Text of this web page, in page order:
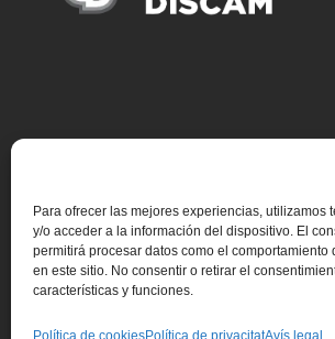
Para ofrecer las mejores experiencias,
y/o acceder a la información del dispositivo. El
permitirá procesar datos como el
en este sitio. No consentir o retirar el
características y funciones.
Política de cookiesPolítica de privacitatAvís legal